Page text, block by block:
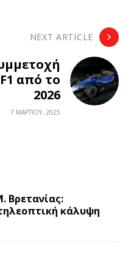
NEXT ARTICLE
από το
2026
7 ΜΑΡΤΊΟΥ, 2025
Βρετανίας:
κάλυψη